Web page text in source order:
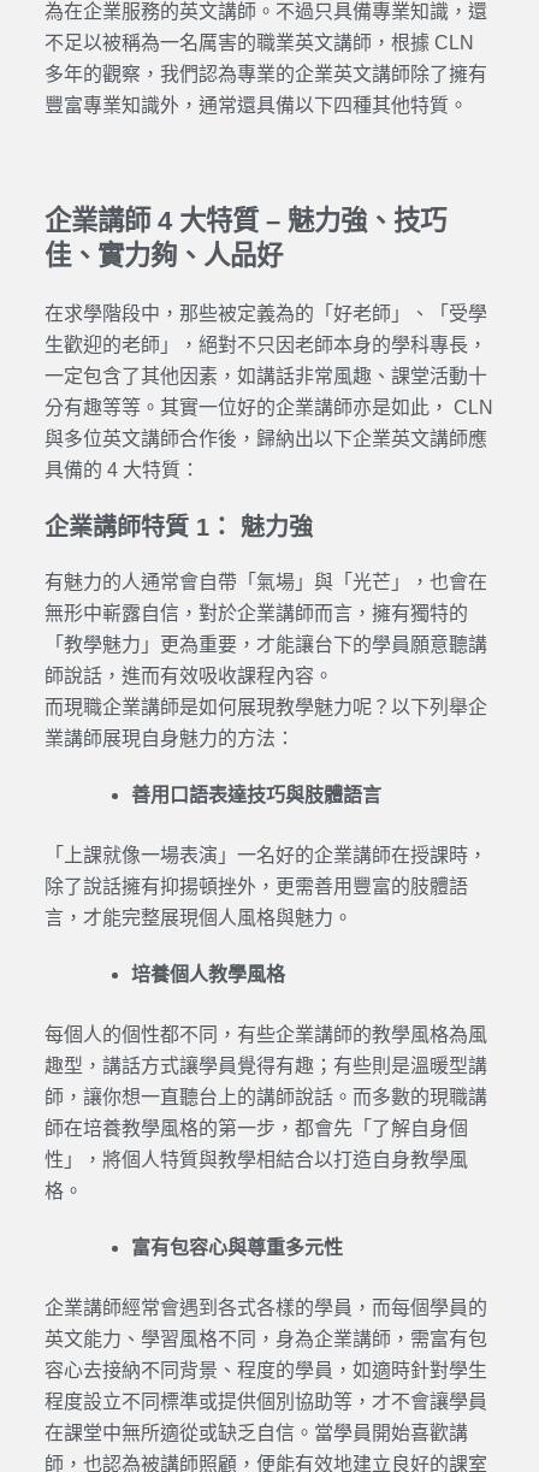
為在企業服務的英文講師。不過只具備專業知識，還
不足以被稱為一名厲害的職業英文講師，根據 CLN
多年的觀察，我們認為專業的企業英文講師除了擁有
豐富專業知識外，通常還具備以下四種其他特質。
企業講師 4 大特質 – 魅力強、技巧
佳、實力夠、人品好
在求學階段中，那些被定義為的「好老師」、「受學
生歡迎的老師」，絕對不只因老師本身的學科專長，
一定包含了其他因素，如講話非常風趣、課堂活動十
分有趣等等。其實一位好的企業講師亦是如此， CLN
與多位英文講師合作後，歸納出以下企業英文講師應
具備的 4 大特質：
企業講師特質 1： 魅力強
有魅力的人通常會自帶「氣場」與「光芒」，也會在
無形中嶄露自信，對於企業講師而言，擁有獨特的
「教學魅力」更為重要，才能讓台下的學員願意聽講
師說話，進而有效吸收課程內容。
而現職企業講師是如何展現教學魅力呢？以下列舉企
業講師展現自身魅力的方法：
善用口語表達技巧與肢體語言
「上課就像一場表演」一名好的企業講師在授課時，
除了說話擁有抑揚頓挫外，更需善用豐富的肢體語
言，才能完整展現個人風格與魅力。
培養個人教學風格
每個人的個性都不同，有些企業講師的教學風格為風
趣型，講話方式讓學員覺得有趣；有些則是溫暖型講
師，讓你想一直聽台上的講師說話。而多數的現職講
師在培養教學風格的第一步，都會先「了解自身個
性」，將個人特質與教學相結合以打造自身教學風
格。
富有包容心與尊重多元性
企業講師經常會遇到各式各樣的學員，而每個學員的
英文能力、學習風格不同，身為企業講師，需富有包
容心去接納不同背景、程度的學員，如適時針對學生
程度設立不同標準或提供個別協助等，才不會讓學員
在課堂中無所適從或缺乏自信。當學員開始喜歡講
師，也認為被講師照顧，便能有效地建立良好的課室